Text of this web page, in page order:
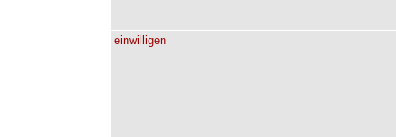
einwilligen